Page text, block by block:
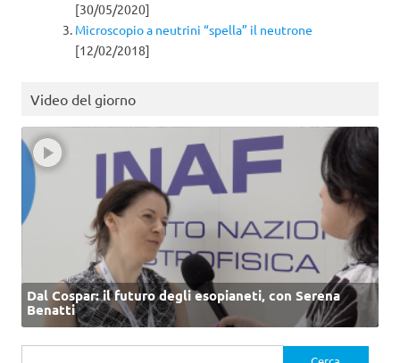
[30/05/2020]
Microscopio a neutrini “spella” il neutrone
[12/02/2018]
Video del giorno
Dal Cospar: il futuro degli esopianeti, con Serena
Benatti